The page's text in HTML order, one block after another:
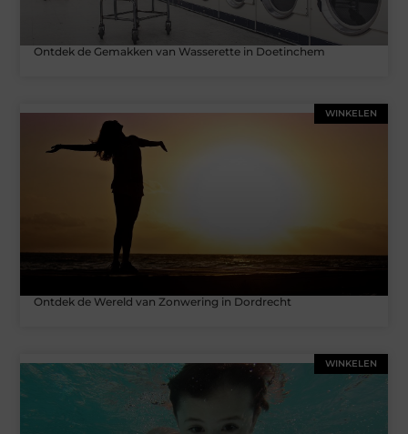
Ontdek de Gemakken van Wasserette in Doetinchem
WINKELEN
Ontdek de Wereld van Zonwering in Dordrecht
WINKELEN